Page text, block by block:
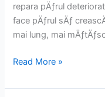
repara pÄƒrul
face pÄƒrul sÄƒ
mai lung, mai
HairPerfecta
Spray,
Read More »